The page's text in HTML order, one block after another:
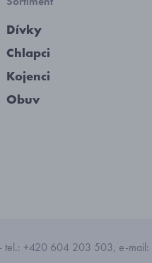
Dívky
Chlapci
Kojenci
Obuv
tel.: +420 604 203 503, e-mail: